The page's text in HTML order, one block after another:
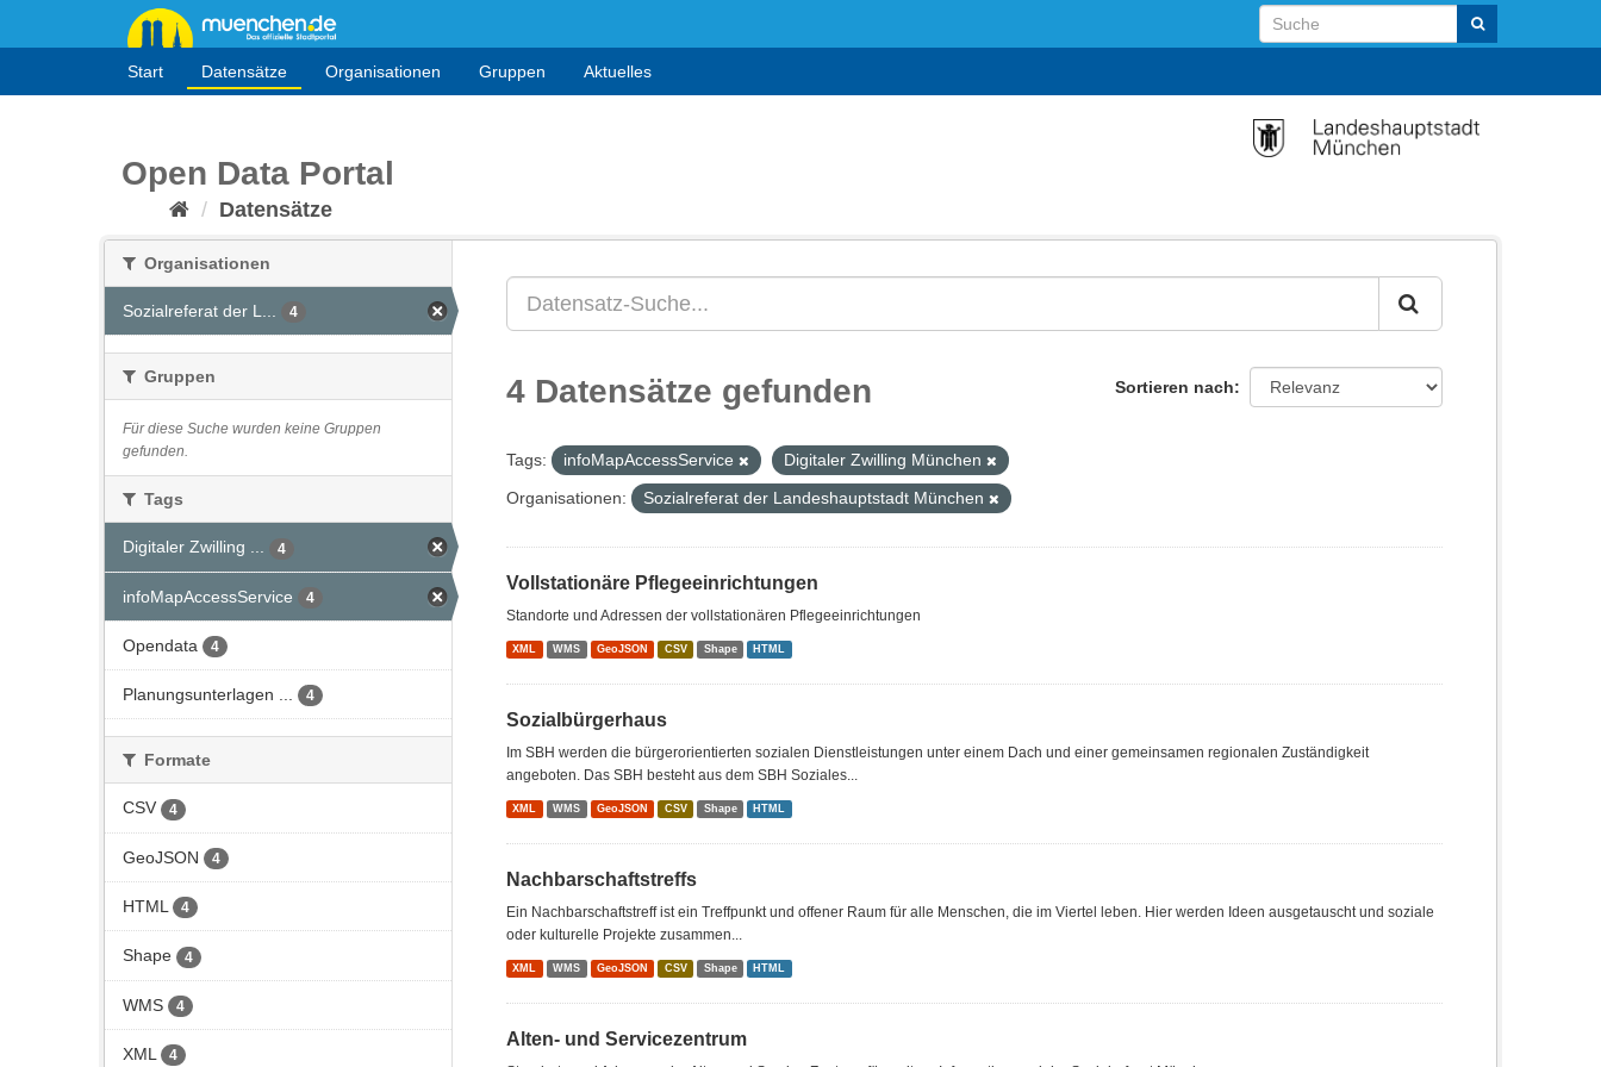
Start Datensätze Organisationen Gruppen Aktuelles
Open Data Portal
Datensätze
Organisationen
Sozialreferat der L... 4
Gruppen
Für diese Suche wurden keine Gruppen
gefunden.
Tags
Digitaler Zwilling ... 4
infoMapAccessService 4
Opendata 4
Planungsunterlagen ... 4
Formate
CSV 4
GeoJSON 4
HTML 4
Shape 4
WMS 4
XML 4
Sortieren nach
4 Datensätze gefunden
Tags: infoMapAccessService
Digitaler Zwilling München
Organisationen:
Sozialreferat der Landeshauptstadt München
Vollstationäre Pflegeeinrichtungen
Standorte und Adressen der vollstationären Pflegeeinrichtungen
XML WMS GeoJSON CSV Shape HTML
Sozialbürgerhaus
Im SBH werden die bürgerorientierten sozialen Dienstleistungen unter einem Dach und einer gemeinsamen regionalen Zuständigkeit
angeboten. Das SBH besteht aus dem SBH Soziales...
XML WMS GeoJSON CSV Shape HTML
Nachbarschaftstreffs
Ein Nachbarschaftstreff ist ein Treffpunkt und offener Raum für alle Menschen, die im Viertel leben. Hier werden Ideen ausgetauscht und soziale
oder kulturelle Projekte zusammen...
XML WMS GeoJSON CSV Shape HTML
Alten- und Servicezentrum